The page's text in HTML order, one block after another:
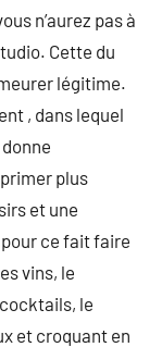
n’aurez pas à
Cette du
légitime.
, dans lequel
plus
et une
ce fait faire
vins, le
le
et croquant en